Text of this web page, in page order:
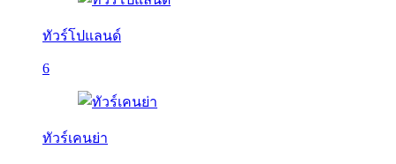
ทัวร์โปแลนด์
6
ทัวร์เคนย่า